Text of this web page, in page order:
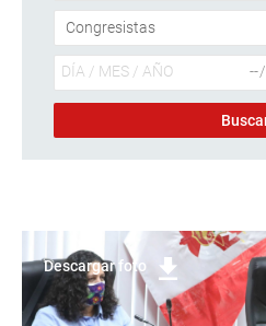
Descargar foto